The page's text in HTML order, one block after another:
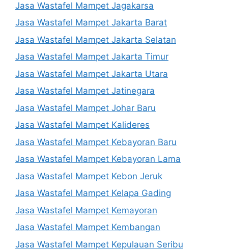
Jasa Wastafel Mampet Jagakarsa
Jasa Wastafel Mampet Jakarta Barat
Jasa Wastafel Mampet Jakarta Selatan
Jasa Wastafel Mampet Jakarta Timur
Jasa Wastafel Mampet Jakarta Utara
Jasa Wastafel Mampet Jatinegara
Jasa Wastafel Mampet Johar Baru
Jasa Wastafel Mampet Kalideres
Jasa Wastafel Mampet Kebayoran Baru
Jasa Wastafel Mampet Kebayoran Lama
Jasa Wastafel Mampet Kebon Jeruk
Jasa Wastafel Mampet Kelapa Gading
Jasa Wastafel Mampet Kemayoran
Jasa Wastafel Mampet Kembangan
Jasa Wastafel Mampet Kepulauan Seribu